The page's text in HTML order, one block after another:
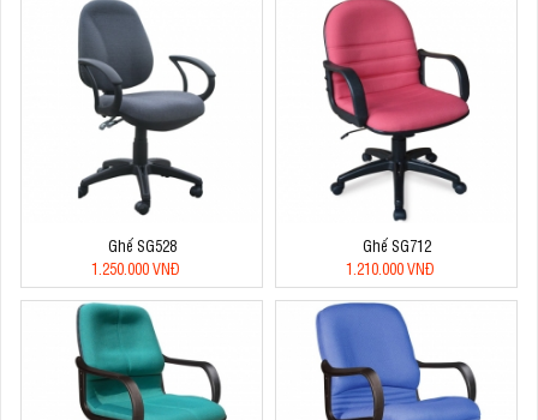
Ghế SG528
1.250.000 VNĐ
Ghế SG712
1.210.000 VNĐ